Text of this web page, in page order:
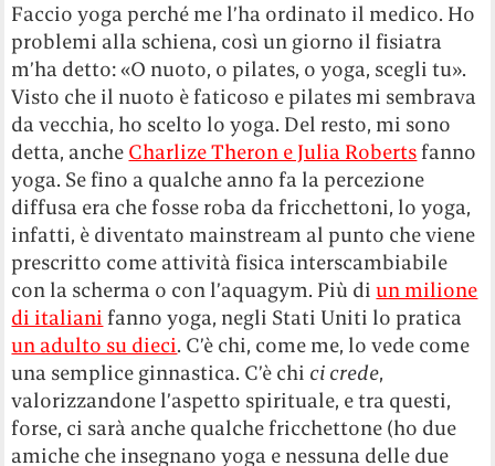
Faccio yoga perché me l’ha ordinato il medico. Ho
problemi alla schiena, così un giorno il fisiatra
m’ha detto: «O nuoto, o pilates, o yoga, scegli tu».
Visto che il nuoto è faticoso e pilates mi sembrava
da vecchia, ho scelto lo yoga. Del resto, mi sono
detta, anche Charlize Theron e Julia Robertsfanno
yoga. Se fino a qualche anno fa la percezione
diffusa era che fosse roba da fricchettoni, lo yoga,
infatti, è diventato mainstream al punto che viene
prescritto come attività fisica interscambiabile
con la scherma o con l’aquagym. Più diun milione
di italiani fanno yoga, negli Stati Uniti lo pratica
un adulto su dieci. C’è chi, come me, lo vede come
una semplice ginnastica. C’è chi ci crede,
valorizzandone l’aspetto spirituale, e tra questi,
forse, ci sarà anche qualche fricchettone (ho due
amiche che insegnano yoga e nessuna delle due